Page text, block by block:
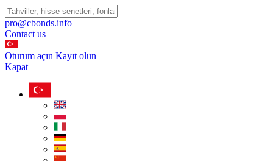
pro@cbonds.info
Contact us
Oturum açın Kayıt olun
Kapat